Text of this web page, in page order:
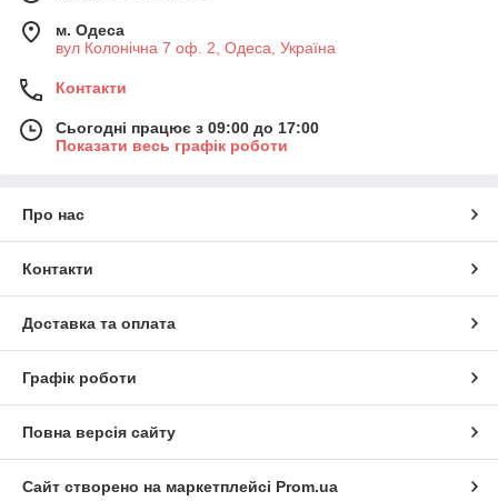
м. Одеса
вул Колонічна 7 оф. 2, Одеса, Україна
Контакти
Сьогодні працює з 09:00 до 17:00
Показати весь графік роботи
Про нас
Контакти
Доставка та оплата
Графік роботи
Повна версія сайту
Сайт створено на маркетплейсі Prom.ua